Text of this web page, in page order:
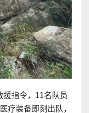
援指令，11名队员
疗装备即刻出队，